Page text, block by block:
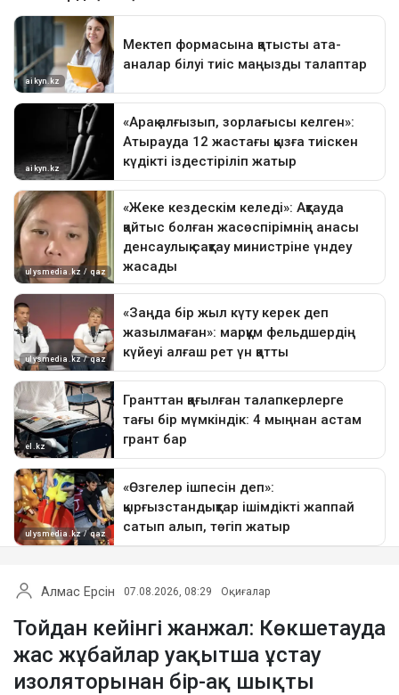
Алмас Ерсін 07.08.2026, 08:29 Оқиғалар
Тойдан кейінгі жанжал: Көкшетауда
жас жұбайлар уақытша ұстау
изоляторынан бір-ақ шықты